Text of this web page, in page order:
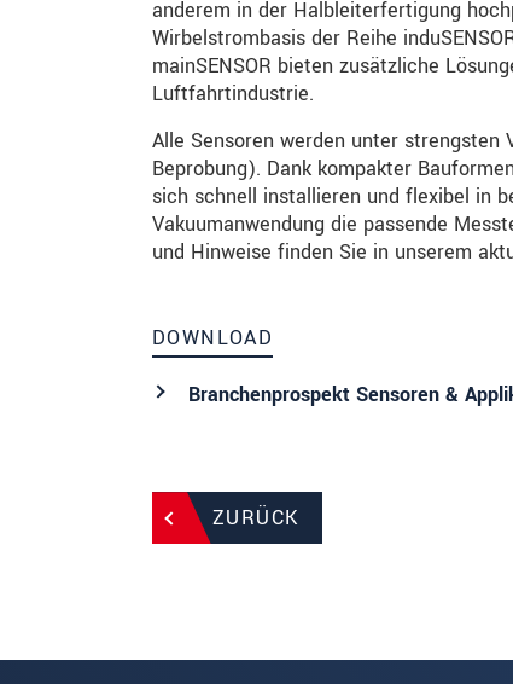
anderem in der Halbleiterfertigung
Wirbelstrombasis der Reihe
mainSENSOR bieten zusätzliche
Luftfahrtindustrie.
Alle Sensoren werden unter strengsten
Beprobung). Dank kompakter
sich schnell installieren und flexibel in
Vakuumanwendung die passende
und Hinweise finden Sie in unserem
DOWNLOAD
Branchenprospekt Sensoren &
ZURÜCK